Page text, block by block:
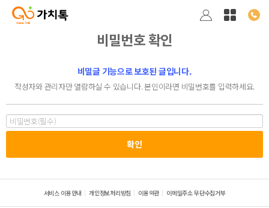
비밀번호 확인
비밀글 기능으로 보호된 글입니다.
작성자와 관리자만 열람하실 수 있습니다. 본인이라면 비밀번호를 입력하세요.
서비스 이용안내 개인정보처리방침 이용약관 이메일주소 무단수집거부